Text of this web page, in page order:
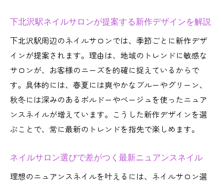
下北沢駅ネイルサロンが提案する新作デザインを解説
下北沢駅周辺のネイルサロンでは、季節ごとに新作デザ
インが提案されます。理由は、地域のトレンドに敏感な
サロンが、お客様のニーズを的確に捉えているからで
す。具体的には、春夏には爽やかなブルーやグリーン、
秋冬には深みのあるボルドーやベージュを使ったニュア
ンスネイルが増えています。こうした新作デザインを選
ぶことで、常に最新のトレンドを指先で楽しめます。
ネイルサロン選びで差がつく最新ニュアンスネイル
理想のニュアンスネイルを叶えるには、ネイルサロン選